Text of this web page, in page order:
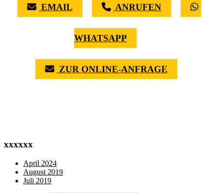
EMAIL ANRUFEN
WHATSAPP
ZUR ONLINE-ANFRAGE
xxxxxx
April 2024
August 2019
Juli 2019